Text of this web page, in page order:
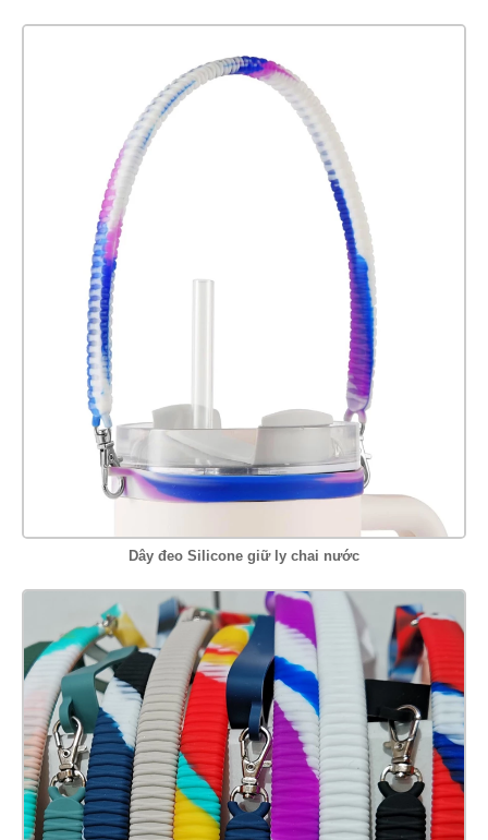
Dây đeo Silicone giữ ly chai nước